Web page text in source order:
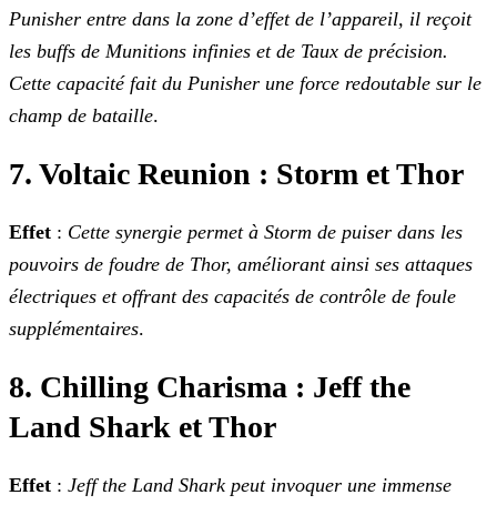
Punisher entre dans la zone d’effet de l’appareil, il reçoit
les buffs de Munitions infinies et de Taux de précision.
Cette capacité fait du Punisher une force redoutable sur le
champ de bataille.
7. Voltaic Reunion : Storm et Thor
Effet : Cette synergie permet à Storm de puiser dans les
pouvoirs de foudre de Thor, améliorant ainsi ses attaques
électriques et offrant des capacités de contrôle de foule
supplémentaires.
8. Chilling Charisma : Jeff the
Land Shark et Thor
Effet : Jeff the Land Shark peut invoquer une immense